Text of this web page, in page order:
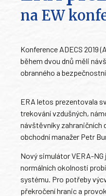
na EW
Konference ADECS 2019
během dvou dnů měli
obranného a
ERA letos prezentovala
trekování vzdušných,
návštěvníky zahraničních
obchodní manažer Petr
Nový simulátor VERA-
normálních okolností
systému. Pro potřeby
překročení hranic a